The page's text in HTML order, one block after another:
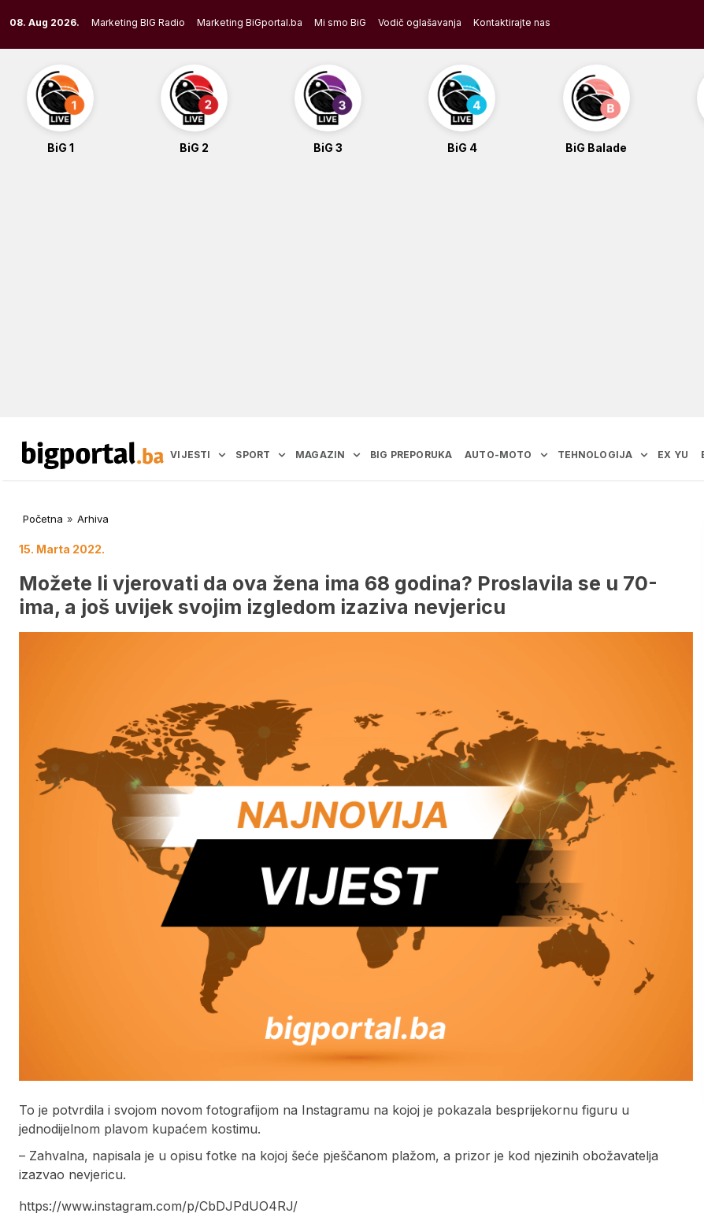
to
content
08. Aug 2026. Marketing BIG Radio Marketing BiGportal.ba Mi smo BiG Vodič oglašavanja Kontaktirajte nas
BiG 1 BiG 2 BiG 3 BiG 4 BiG Balade
VIJESTI SPORT MAGAZIN BIG PREPORUKA AUTO-MOTO TEHNOLOGIJA EX YU
Početna » Arhiva
15. Marta 2022.
Možete li vjerovati da ova žena ima 68 godina? Proslavila se u 70-
ima, a još uvijek svojim izgledom izaziva nevjericu
To je potvrdila i svojom novom fotografijom na Instagramu na kojoj je pokazala besprijekornu figuru u
jednodijelnom plavom kupaćem kostimu.
– Zahvalna, napisala je u opisu fotke na kojoj šeće pješčanom plažom, a prizor je kod njezinih obožavatelja
izazvao nevjericu.
https://www.instagram.com/p/CbDJPdUO4RJ/